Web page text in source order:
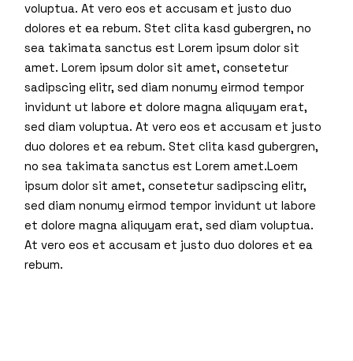
voluptua. At vero eos et accusam et justo duo
dolores et ea rebum. Stet clita kasd gubergren, no
sea takimata sanctus est Lorem ipsum dolor sit
amet. Lorem ipsum dolor sit amet, consetetur
sadipscing elitr, sed diam nonumy eirmod tempor
invidunt ut labore et dolore magna aliquyam erat,
sed diam voluptua. At vero eos et accusam et justo
duo dolores et ea rebum. Stet clita kasd gubergren,
no sea takimata sanctus est Lorem amet.Loem
ipsum dolor sit amet, consetetur sadipscing elitr,
sed diam nonumy eirmod tempor invidunt ut labore
et dolore magna aliquyam erat, sed diam voluptua.
At vero eos et accusam et justo duo dolores et ea
rebum.